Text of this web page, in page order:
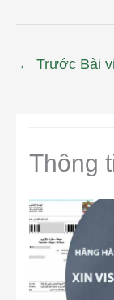
← Trước Bài
Thông